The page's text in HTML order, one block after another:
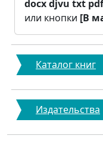
docxdjvu txt pdf
или кнопки [В
Каталог книг
Издательства